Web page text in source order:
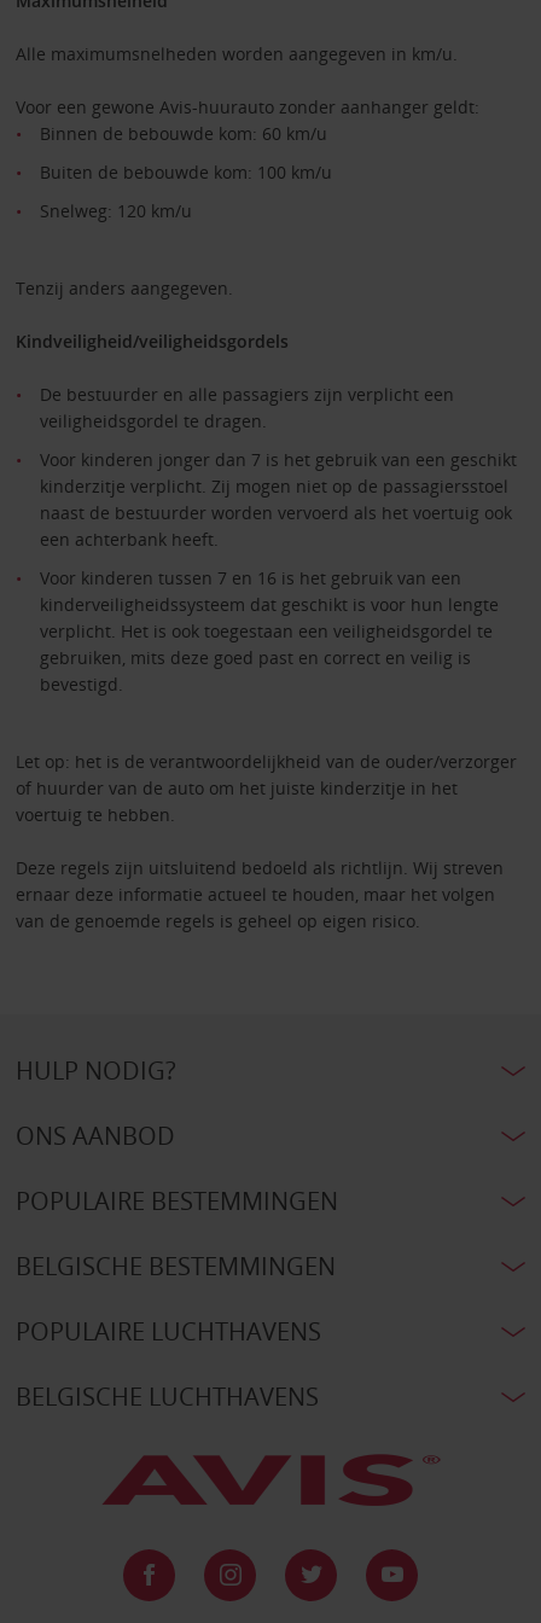
Alle maximumsnelheden worden aangegeven in km/u.
Voor een gewone Avis-huurauto zonder aanhanger geldt:
Binnen de bebouwde kom: 60 km/u
Buiten de bebouwde kom: 100 km/u
Snelweg: 120 km/u
Tenzij anders aangegeven.
Kindveiligheid/veiligheidsgordels
De bestuurder en alle passagiers zijn verplicht een
veiligheidsgordel te dragen.
Voor kinderen jonger dan 7 is het gebruik van een geschikt
kinderzitje verplicht. Zij mogen niet op de passagiersstoel
naast de bestuurder worden vervoerd als het voertuig ook
een achterbank heeft.
Voor kinderen tussen 7 en 16 is het gebruik van een
kinderveiligheidssysteem dat geschikt is voor hun lengte
verplicht. Het is ook toegestaan een veiligheidsgordel te
gebruiken, mits deze goed past en correct en veilig is
bevestigd.
Let op: het is de verantwoordelijkheid van de ouder/verzorger
of huurder van de auto om het juiste kinderzitje in het
voertuig te hebben.
Deze regels zijn uitsluitend bedoeld als richtlijn. Wij streven
ernaar deze informatie actueel te houden, maar het volgen
van de genoemde regels is geheel op eigen risico.
HULP NODIG?
ONS AANBOD
POPULAIRE BESTEMMINGEN
BELGISCHE BESTEMMINGEN
POPULAIRE LUCHTHAVENS
BELGISCHE LUCHTHAVENS